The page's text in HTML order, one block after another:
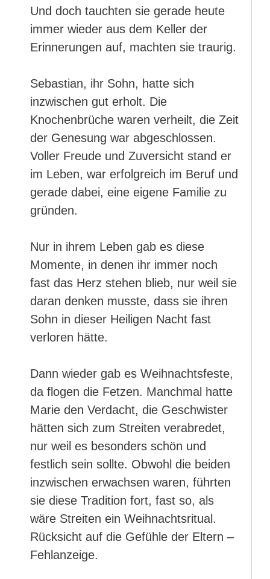
Und doch tauchten sie gerade heute
immer wieder aus dem Keller der
Erinnerungen auf, machten sie traurig.
Sebastian, ihr Sohn, hatte sich
inzwischen gut erholt. Die
Knochenbrüche waren verheilt, die Zeit
der Genesung war abgeschlossen.
Voller Freude und Zuversicht stand er
im Leben, war erfolgreich im Beruf und
gerade dabei, eine eigene Familie zu
gründen.
Nur in ihrem Leben gab es diese
Momente, in denen ihr immer noch
fast das Herz stehen blieb, nur weil sie
daran denken musste, dass sie ihren
Sohn in dieser Heiligen Nacht fast
verloren hätte.
Dann wieder gab es Weihnachtsfeste,
da flogen die Fetzen. Manchmal hatte
Marie den Verdacht, die Geschwister
hätten sich zum Streiten verabredet,
nur weil es besonders schön und
festlich sein sollte. Obwohl die beiden
inzwischen erwachsen waren, führten
sie diese Tradition fort, fast so, als
wäre Streiten ein Weihnachtsritual.
Rücksicht auf die Gefühle der Eltern –
Fehlanzeige.